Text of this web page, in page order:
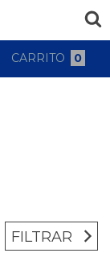
CARRITO 0
FILTRAR